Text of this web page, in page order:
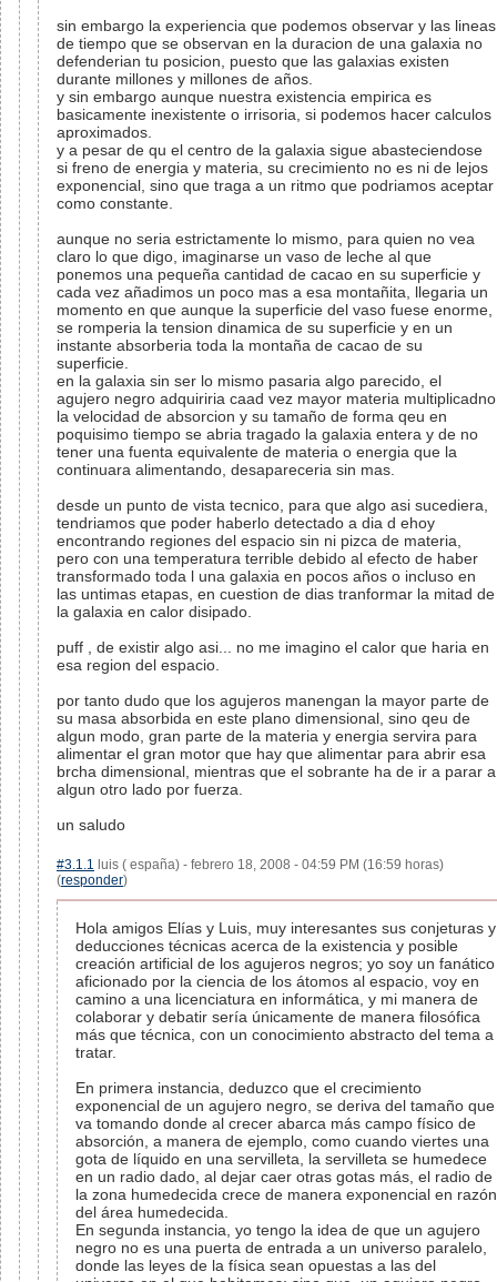
sin embargo la experiencia que podemos observar y las lineas
de tiempo que se observan en la duracion de una galaxia no
defenderian tu posicion, puesto que las galaxias existen
durante millones y millones de años.
y sin embargo aunque nuestra existencia empirica es
basicamente inexistente o irrisoria, si podemos hacer calculos
aproximados.
y a pesar de qu el centro de la galaxia sigue abasteciendose
si freno de energia y materia, su crecimiento no es ni de lejos
exponencial, sino que traga a un ritmo que podriamos aceptar
como constante.
aunque no seria estrictamente lo mismo, para quien no vea
claro lo que digo, imaginarse un vaso de leche al que
ponemos una pequeña cantidad de cacao en su superficie y
cada vez añadimos un poco mas a esa montañita, llegaria un
momento en que aunque la superficie del vaso fuese enorme,
se romperia la tension dinamica de su superficie y en un
instante absorberia toda la montaña de cacao de su
superficie.
en la galaxia sin ser lo mismo pasaria algo parecido, el
agujero negro adquiriria caad vez mayor materia multiplicadno
la velocidad de absorcion y su tamaño de forma qeu en
poquisimo tiempo se abria tragado la galaxia entera y de no
tener una fuenta equivalente de materia o energia que la
continuara alimentando, desapareceria sin mas.
desde un punto de vista tecnico, para que algo asi sucediera,
tendriamos que poder haberlo detectado a dia d ehoy
encontrando regiones del espacio sin ni pizca de materia,
pero con una temperatura terrible debido al efecto de haber
transformado toda l una galaxia en pocos años o incluso en
las untimas etapas, en cuestion de dias tranformar la mitad de
la galaxia en calor disipado.
puff , de existir algo asi... no me imagino el calor que haria en
esa region del espacio.
por tanto dudo que los agujeros manengan la mayor parte de
su masa absorbida en este plano dimensional, sino qeu de
algun modo, gran parte de la materia y energia servira para
alimentar el gran motor que hay que alimentar para abrir esa
brcha dimensional, mientras que el sobrante ha de ir a parar a
algun otro lado por fuerza.
un saludo
#3.1.1 luis ( españa) - febrero 18, 2008 - 04:59 PM (16:59 horas)
(responder)
Hola amigos Elías y Luis, muy interesantes sus conjeturas y
deducciones técnicas acerca de la existencia y posible
creación artificial de los agujeros negros; yo soy un fanático
aficionado por la ciencia de los átomos al espacio, voy en
camino a una licenciatura en informática, y mi manera de
colaborar y debatir sería únicamente de manera filosófica
más que técnica, con un conocimiento abstracto del tema a
tratar.
En primera instancia, deduzco que el crecimiento
exponencial de un agujero negro, se deriva del tamaño que
va tomando donde al crecer abarca más campo físico de
absorción, a manera de ejemplo, como cuando viertes una
gota de líquido en una servilleta, la servilleta se humedece
en un radio dado, al dejar caer otras gotas más, el radio de
la zona humedecida crece de manera exponencial en razón
del área humedecida.
En segunda instancia, yo tengo la idea de que un agujero
negro no es una puerta de entrada a un universo paralelo,
donde las leyes de la física sean opuestas a las del